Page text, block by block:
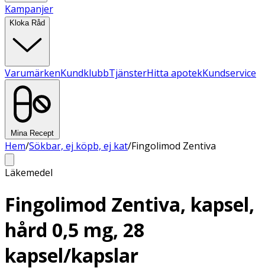
Kampanjer
Kloka Råd
VarumärkenKundklubbTjänsterHitta apotekKundservice
Mina Recept
Hem/Sökbar, ej köpb, ej kat/Fingolimod Zentiva
Läkemedel
Fingolimod Zentiva, kapsel,
hård 0,5 mg, 28
kapsel/kapslar